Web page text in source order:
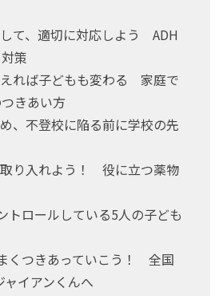
て、適切に対応しよう ADH
策
れば子どもも変わる 家庭で
きあい方
不登校に陥る前に学校の先
り入れよう！ 役に立つ薬物
ロールしている5人の子ども
つきあっていこう！ 全国
イアンくんへ